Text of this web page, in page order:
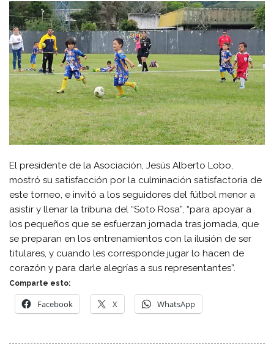
El presidente de la Asociación, Jesús Alberto Lobo,
mostró su satisfacción por la culminación satisfactoria de
este torneo, e invitó a los seguidores del fútbol menor a
asistir y llenar la tribuna del “Soto Rosa”, “para apoyar a
los pequeños que se esfuerzan jornada tras jornada, que
se preparan en los entrenamientos con la ilusión de ser
titulares, y cuando les corresponde jugar lo hacen de
corazón y para darle alegrías a sus representantes”.
Comparte esto:
Facebook X WhatsApp